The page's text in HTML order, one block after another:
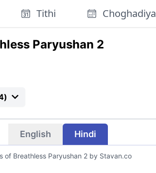
Tithi Choghadiya
Paryushan 2
)
English Hindi
of Breathless Paryushan 2by Stavan.co